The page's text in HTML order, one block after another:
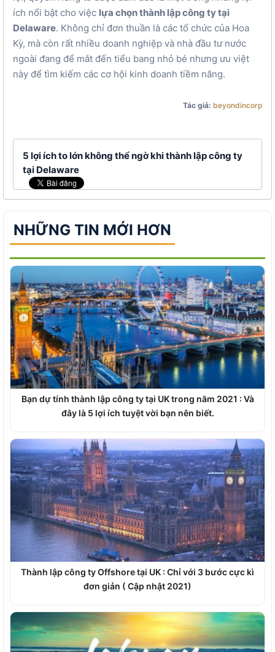
ích nổi bật cho việc lựa chọn thành lập công ty tại
Delaware. Không chỉ đơn thuần là các tổ chức của Hoa
Kỳ, mà còn rất nhiều doanh nghiệp và nhà đầu tư nước
ngoài đang để mắt đến tiểu bang nhỏ bé nhưng ưu việt
này để tìm kiếm các cơ hội kinh doanh tiềm năng.
Tác giả: beyondincorp
5 lợi ích to lớn không thể ngờ khi thành lập công ty
tại Delaware
NHỮNG TIN MỚI HƠN
Bạn dự tính thành lập công ty tại UK trong năm 2021 : Và
đây là 5 lợi ích tuyệt vời bạn nên biết.
Thành lập công ty Offshore tại UK : Chỉ với 3 bước cực kì
đơn giản ( Cập nhật 2021)